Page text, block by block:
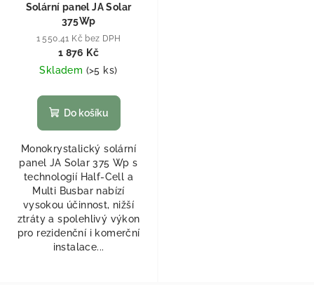
Solární panel JA Solar
375Wp
1 550,41 Kč bez DPH
1 876 Kč
Skladem (>5 ks)
Do košíku
Monokrystalický solární
panel JA Solar 375 Wp s
technologií Half-Cell a
Multi Busbar nabízí
vysokou účinnost, nižší
ztráty a spolehlivý výkon
pro rezidenční i komerční
instalace...